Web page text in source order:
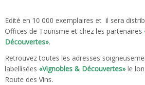
Edité en 10 000 exemplaires et il sera
Offices de Tourisme et chez les partenaires
Découvertes».
Retrouvez toutes les adresses
labellisées «Vignobles & Découvertes» le
Route des Vins.